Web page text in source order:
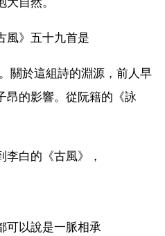
風》五十九首是
關於這組詩的淵源，前人早
昂的影響。從阮籍的《詠
白的《古風》，
可以說是一脈相承